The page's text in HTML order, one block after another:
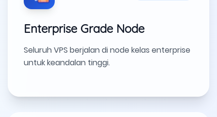
Enterprise Grade Node
Seluruh VPS berjalan di node kelas enterprise
untuk keandalan tinggi.